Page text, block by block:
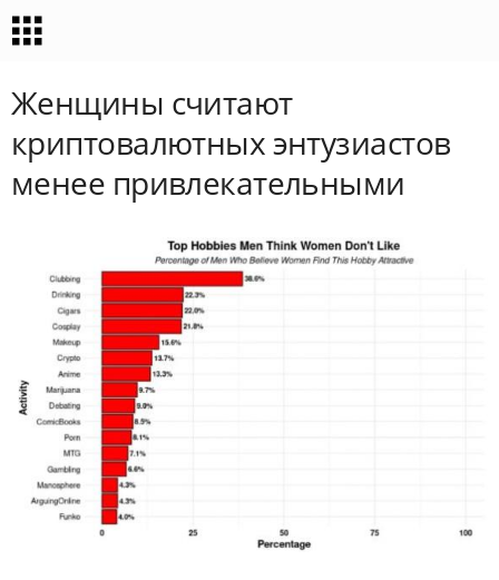
Женщины считают
криптовалютных энтузиастов
менее привлекательными